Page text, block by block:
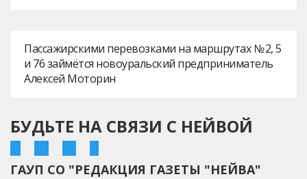
Пассажирскими перевозками на маршрутах № 2, 5
и 76 займётся новоуральский предприниматель
Алексей Моторин
БУДЬТЕ НА СВЯЗИ С НЕЙВОЙ
ГАУП СО "РЕДАКЦИЯ ГАЗЕТЫ "НЕЙВА"